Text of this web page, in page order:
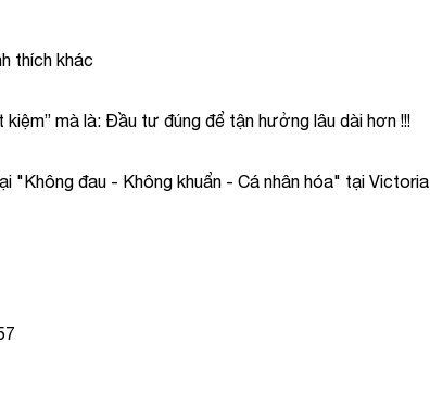
thích khác
mà là: Đầu tư đúng để tận hưởng lâu dài hơn !!!
"Không đau - Không khuẩn - Cá nhân hóa" tại Victoria